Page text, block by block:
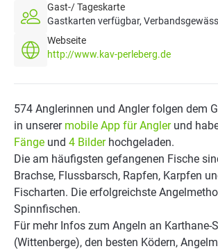
Gast-/ Tageskarte
Gastkarten verfügbar,
Webseite
http://www.kav-perleberg.de
574 Anglerinnen und Angler folgen dem
in unserer mobile App für Anglerund
Fänge und 4 Bilderhochgeladen.
Die am häufigsten gefangenen Fische
Brachse, Flussbarsch, Rapfen, Karpfen
Fischarten. Die erfolgreichste
Spinnfischen.
Für mehr Infos zum Angeln an Karthane-
(Wittenberge), den besten Ködern,